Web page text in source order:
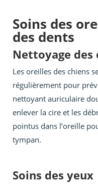
Soins des
des dents
Nettoyage des
Les oreilles des chiens
régulièrement pour
nettoyant auriculaire
enlever la cire et les
pointus dans l’oreille
tympan.
Soins des yeux